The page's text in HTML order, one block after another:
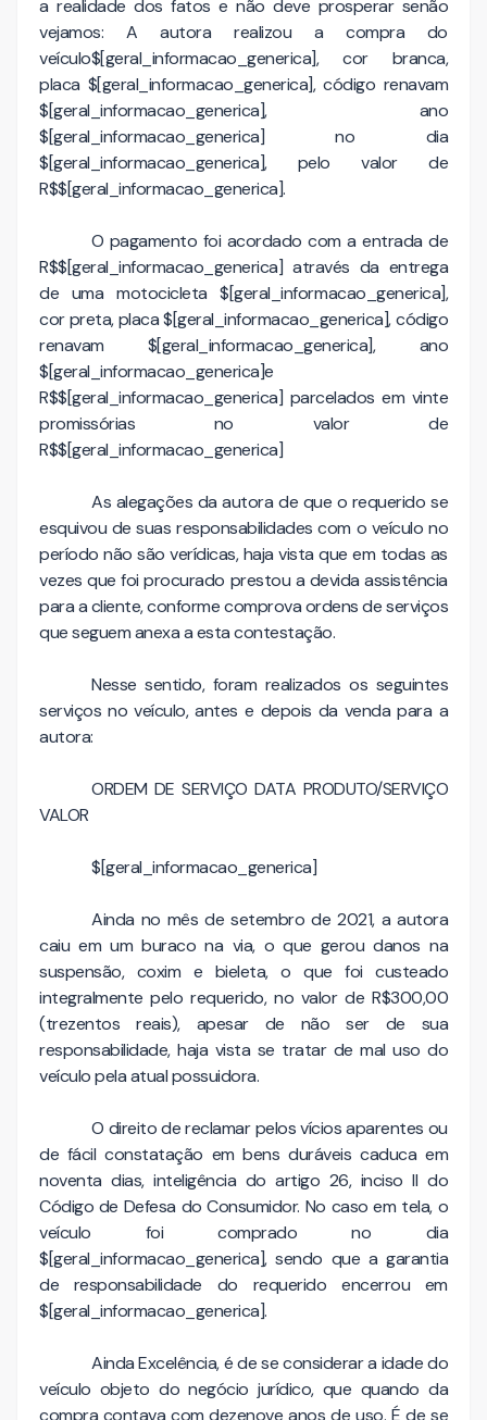
a realidade dos fatos e não deve prosperar senão
vejamos: A autora realizou a compra do
veículo$[geral_informacao_generica], cor branca,
placa $[geral_informacao_generica], código renavam
$[geral_informacao_generica], ano
$[geral_informacao_generica] no dia
$[geral_informacao_generica], pelo valor de
R$$[geral_informacao_generica].
O pagamento foi acordado com a entrada de
R$$[geral_informacao_generica] através da entrega
de uma motocicleta $[geral_informacao_generica],
cor preta, placa $[geral_informacao_generica], código
renavam $[geral_informacao_generica], ano
$[geral_informacao_generica]e
R$$[geral_informacao_generica] parcelados em vinte
promissórias no valor de
R$$[geral_informacao_generica]
As alegações da autora de que o requerido se
esquivou de suas responsabilidades com o veículo no
período não são verídicas, haja vista que em todas as
vezes que foi procurado prestou a devida assistência
para a cliente, conforme comprova ordens de serviços
que seguem anexa a esta contestação.
Nesse sentido, foram realizados os seguintes
serviços no veículo, antes e depois da venda para a
autora:
ORDEM DE SERVIÇO DATA PRODUTO/SERVIÇO
VALOR
$[geral_informacao_generica]
Ainda no mês de setembro de 2021, a autora
caiu em um buraco na via, o que gerou danos na
suspensão, coxim e bieleta, o que foi custeado
integralmente pelo requerido, no valor de R$300,00
(trezentos reais), apesar de não ser de sua
responsabilidade, haja vista se tratar de mal uso do
veículo pela atual possuidora.
O direito de reclamar pelos vícios aparentes ou
de fácil constatação em bens duráveis caduca em
noventa dias, inteligência do artigo 26, inciso II do
Código de Defesa do Consumidor. No caso em tela, o
veículo foi comprado no dia
$[geral_informacao_generica], sendo que a garantia
de responsabilidade do requerido encerrou em
$[geral_informacao_generica].
Ainda Excelência, é de se considerar a idade do
veículo objeto do negócio jurídico, que quando da